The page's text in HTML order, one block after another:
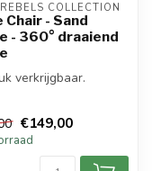
COLLECTION
Chair - Sand
- 360° draaiend
verkrijgbaar.
€149,00